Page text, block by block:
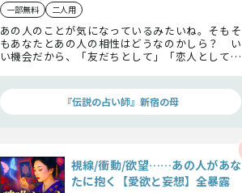
一部無料 二人用
あの人のことが気になっているみたいね。そもそ
もあなたとあの人の相性はどうなのかしら？ い
い機会だから、「友だちとして」「恋人として」
『伝説の占い師』新宿の母
視線/衝動/欲望……あの人があな
たに抱く【愛欲と妄想】全暴露